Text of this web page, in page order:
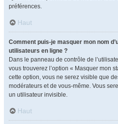
préférences.
Haut
Comment puis-je masquer mon nom
utilisateurs en ligne ?
Dans le panneau de contrôle de
vous trouverez l’option « Masquer mon
cette option, vous ne serez visible que
modérateurs et de vous-même. Vous
un utilisateur invisible.
Haut